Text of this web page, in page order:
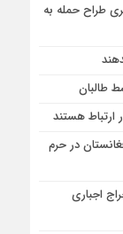
طراح حمله به
طالبان
ارتباط هستند
در حرم
اجباری